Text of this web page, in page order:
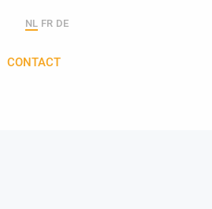
NL FR DE
CONTACT